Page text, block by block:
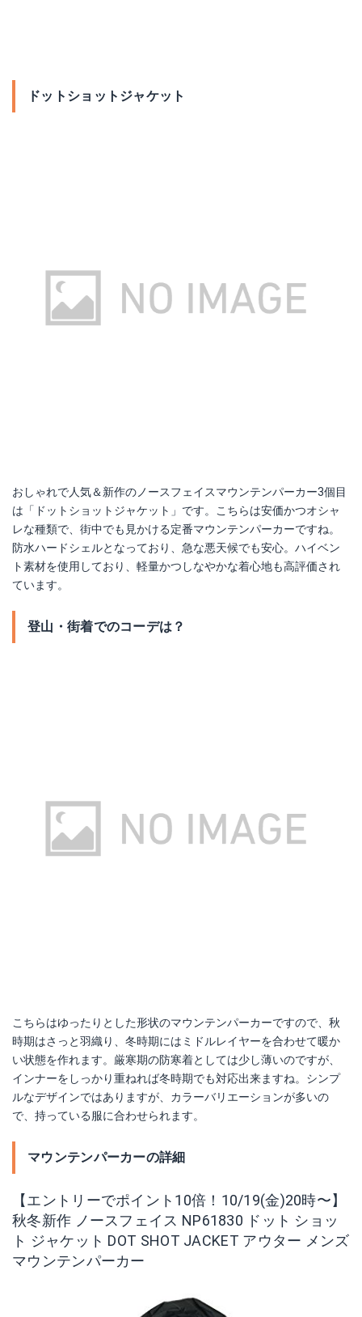
ドットショットジャケット
おしゃれで人気＆新作のノースフェイスマウンテンパーカー3個目
は「ドットショットジャケット」です。こちらは安価かつオシャ
レな種類で、街中でも見かける定番マウンテンパーカーですね。
防水ハードシェルとなっており、急な悪天候でも安心。ハイベン
ト素材を使用しており、軽量かつしなやかな着心地も高評価され
ています。
登山・街着でのコーデは？
こちらはゆったりとした形状のマウンテンパーカーですので、秋
時期はさっと羽織り、冬時期にはミドルレイヤーを合わせて暖か
い状態を作れます。厳寒期の防寒着としては少し薄いのですが、
インナーをしっかり重ねれば冬時期でも対応出来ますね。シンプ
ルなデザインではありますが、カラーバリエーションが多いの
で、持っている服に合わせられます。
マウンテンパーカーの詳細
【エントリーでポイント10倍！10/19(金)20時〜】
秋冬新作 ノースフェイス NP61830 ドット ショッ
ト ジャケット DOT SHOT JACKET アウター メンズ
マウンテンパーカー